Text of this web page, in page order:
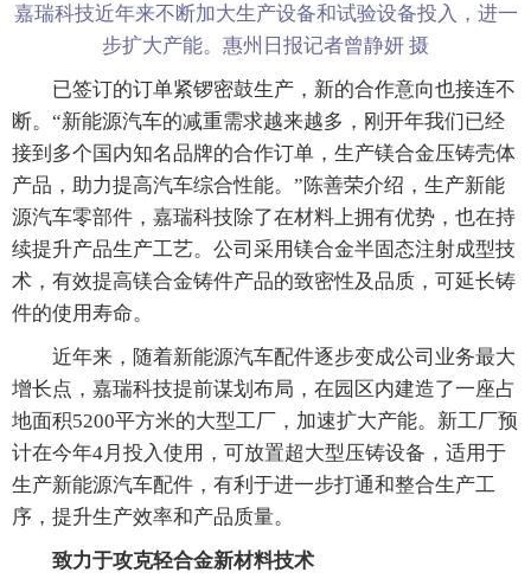
嘉瑞科技近年来不断加大生产设备和试验设备投入，进一
步扩大产能。惠州日报记者曾静妍 摄
已签订的订单紧锣密鼓生产，新的合作意向也接连不
断。“新能源汽车的减重需求越来越多，刚开年我们已经
接到多个国内知名品牌的合作订单，生产镁合金压铸壳体
产品，助力提高汽车综合性能。”陈善荣介绍，生产新能
源汽车零部件，嘉瑞科技除了在材料上拥有优势，也在持
续提升产品生产工艺。公司采用镁合金半固态注射成型技
术，有效提高镁合金铸件产品的致密性及品质，可延长铸
件的使用寿命。
近年来，随着新能源汽车配件逐步变成公司业务最大
增长点，嘉瑞科技提前谋划布局，在园区内建造了一座占
地面积5200平方米的大型工厂，加速扩大产能。新工厂预
计在今年4月投入使用，可放置超大型压铸设备，适用于
生产新能源汽车配件，有利于进一步打通和整合生产工
序，提升生产效率和产品质量。
致力于攻克轻合金新材料技术